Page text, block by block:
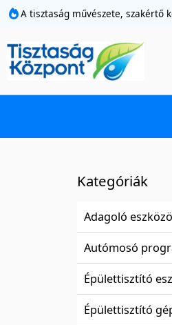
A tisztaság művészete, szakértő
Kategóriák
Adagoló
Autómosó
Épülettisztító
Épülettisztító